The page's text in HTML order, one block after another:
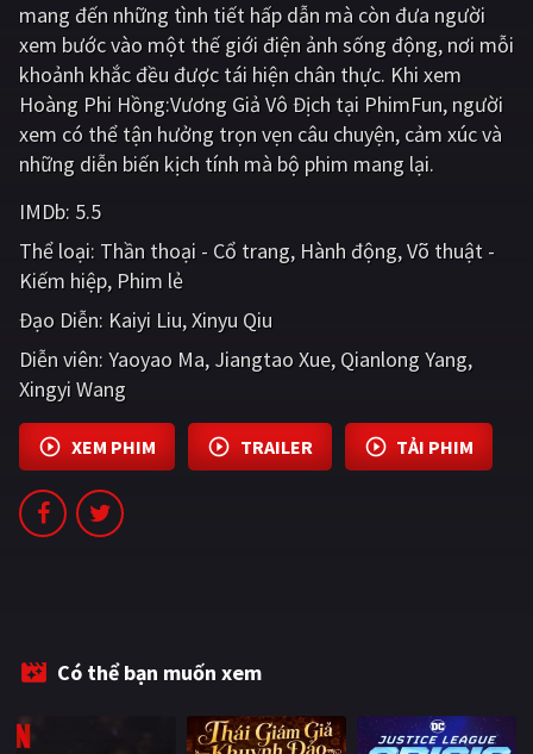
Hàn Quốc Nhật Bản
Ấn Độ Việt Nam
Tổng hợp
PHIM MỚI
PHIM BỘ
PHIM LẺ
PHIM CHIẾU RẠP
TUYỂN TẬP PHIM
BLOG
mang đến những tình tiết hấp dẫn mà còn đưa người
xem bước vào một thế giới điện ảnh sống động, nơi mỗi
khoảnh khắc đều được tái hiện chân thực. Khi xem
Hoàng Phi Hồng:Vương Giả Vô Địch tại PhimFun, người
xem có thể tận hưởng trọn vẹn câu chuyện, cảm xúc và
những diễn biến kịch tính mà bộ phim mang lại.
IMDb: 5.5
Thể loại: Thần thoại - Cổ trang Hành động Võ thuật -
Kiếm hiệp Phim lẻ
Đạo Diễn: Kaiyi Liu Xinyu Qiu
Diễn viên: Yaoyao Ma Jiangtao Xue Qianlong Yang
Xingyi Wang
XEM PHIM TRAILER TẢI PHIM
Có thể bạn muốn xem